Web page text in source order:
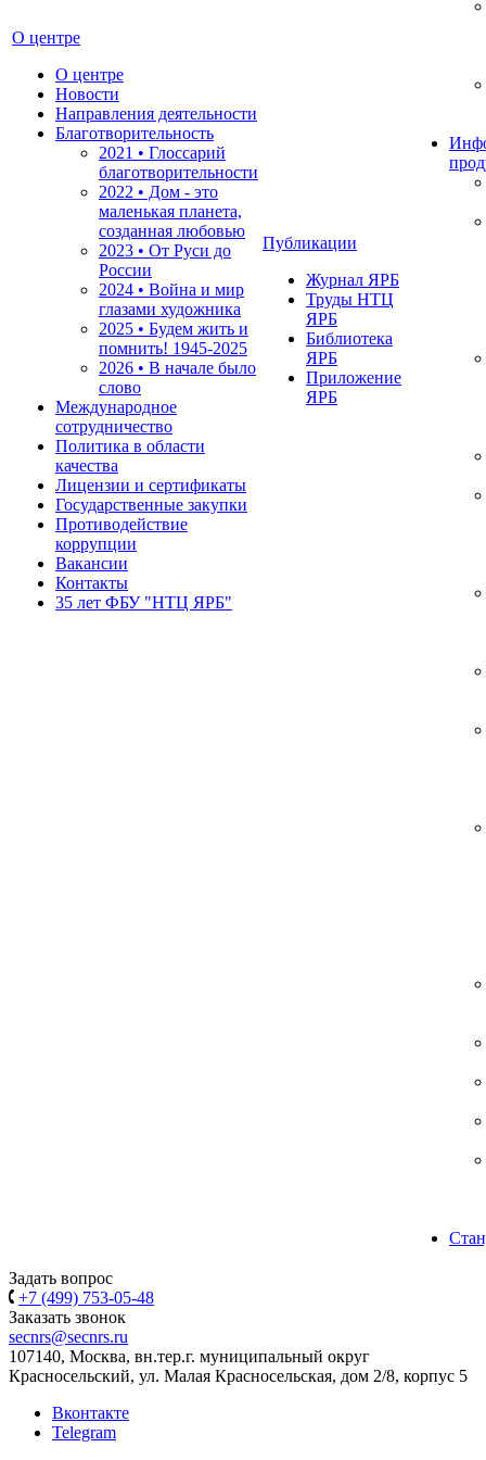
О центре
О центре
Новости
Направления деятельности
Благотворительность
2021 • Глоссарий
благотворительности
2022 • Дом - это
маленькая планета,
созданная любовью
2023 • От Руси до
России
2024 • Война и мир
глазами художника
2025 • Будем жить и
помнить! 1945-2025
2026 • В начале было
слово
Международное
сотрудничество
Политика в области
качества
Лицензии и сертификаты
Государственные закупки
Противодействие
коррупции
Вакансии
Контакты
35 лет ФБУ "НТЦ ЯРБ"
Публикации
Журнал ЯРБ
Труды НТЦ
ЯРБ
Библиотека
ЯРБ
Приложение
ЯРБ
Задать вопрос
+7 (499) 753-05-48
Заказать звонок
secnrs@secnrs.ru
107140, Москва, вн.тер.г. муниципальный округ
Красносельский, ул. Малая Красносельская, дом 2/8, корпус 5
Вконтакте
Telegram